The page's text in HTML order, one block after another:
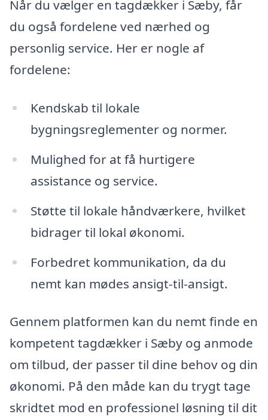
Når du vælger en tagdækker i Sæby, får
du også fordelene ved nærhed og
personlig service. Her er nogle af
fordelene:
Kendskab til lokale
bygningsreglementer og normer.
Mulighed for at få hurtigere
assistance og service.
Støtte til lokale håndværkere, hvilket
bidrager til lokal økonomi.
Forbedret kommunikation, da du
nemt kan mødes ansigt-til-ansigt.
Gennem platformen kan du nemt finde en
kompetent tagdækker i Sæby og anmode
om tilbud, der passer til dine behov og din
økonomi. På den måde kan du trygt tage
skridtet mod en professionel løsning til dit